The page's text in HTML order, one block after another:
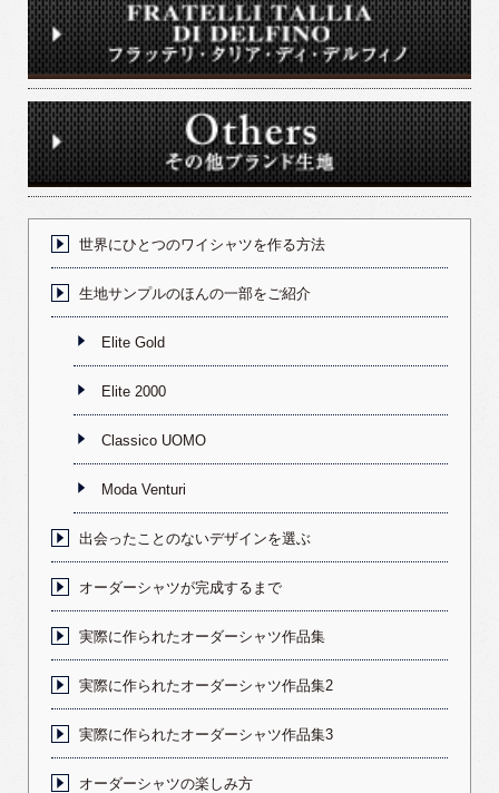
世界にひとつのワイシャツを作る方法
生地サンプルのほんの一部をご紹介
Elite Gold
Elite 2000
Classico UOMO
Moda Venturi
出会ったことのないデザインを選ぶ
オーダーシャツが完成するまで
実際に作られたオーダーシャツ作品集
実際に作られたオーダーシャツ作品集2
実際に作られたオーダーシャツ作品集3
オーダーシャツの楽しみ方